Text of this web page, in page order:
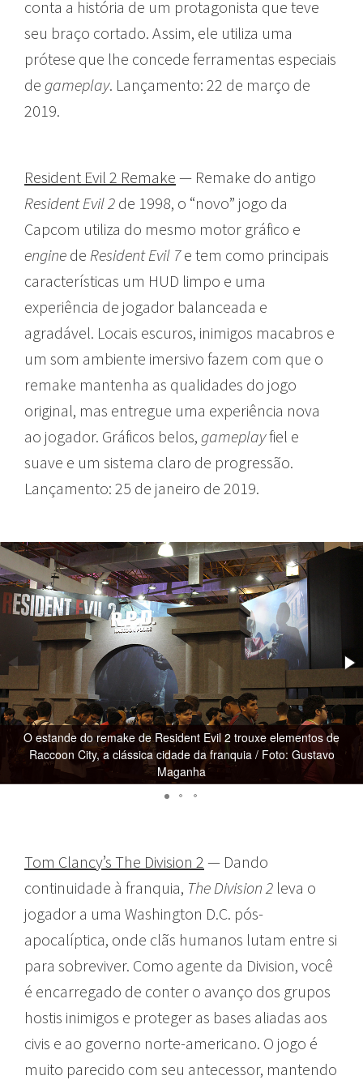
conta a história de um protagonista que teve
seu braço cortado. Assim, ele utiliza uma
prótese que lhe concede ferramentas especiais
de gameplay. Lançamento: 22 de março de
2019.
Resident Evil 2 Remake — Remake do antigo
Resident Evil 2 de 1998, o “novo” jogo da
Capcom utiliza do mesmo motor gráfico e
engine de Resident Evil 7e tem como principais
características um HUD limpo e uma
experiência de jogador balanceada e
agradável. Locais escuros, inimigos macabros e
um som ambiente imersivo fazem com que o
remake mantenha as qualidades do jogo
original, mas entregue uma experiência nova
ao jogador. Gráficos belos, gameplayfiel e
suave e um sistema claro de progressão.
Lançamento: 25 de janeiro de 2019.
O estande do remake de Resident Evil 2 trouxe elementos de
Raccoon City, a clássica cidade da franquia / Foto: Gustavo
Maganha
Tom Clancy’s The Division 2 — Dando
continuidade à franquia, The Division 2 leva o
jogador a uma Washington D.C. pós-
apocalíptica, onde clãs humanos lutam entre si
para sobreviver. Como agente da Division, você
é encarregado de conter o avanço dos grupos
hostis inimigos e proteger as bases aliadas aos
civis e ao governo norte-americano. O jogo é
muito parecido com seu antecessor, mantendo